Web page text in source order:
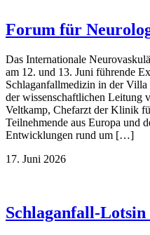
Forum für
Das Internationale
am 12. und 13. Juni führende
Schlaganfallmedizin in der
der wissenschaftlichen Leitung
Veltkamp, Chefarzt der Klinik
Teilnehmende aus Europa und
Entwicklungen rund um […]
17. Juni 2026
Schlaganfall-